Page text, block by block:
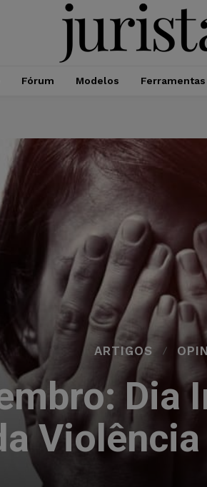
Fórum Modelos Ferramentas
ARTIGOS
Dia